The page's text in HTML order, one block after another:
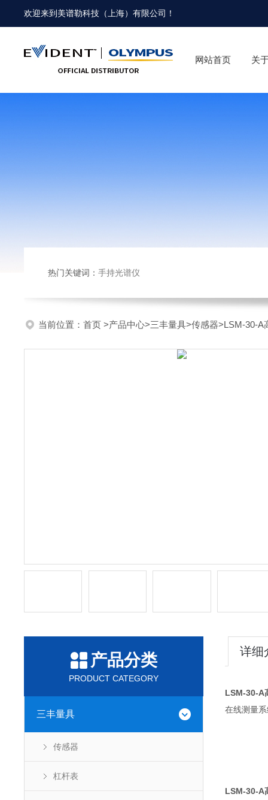
欢迎来到 美谱勒科技（上海）有限公司 ！
网站首页 关
热门关键词： 手持光谱仪
当前位置： 首页 >产品中心>三丰量具>传感器>LSM-30-A
产品分类
PRODUCT CATEGORY
三丰量具
传感器
杠杆表
详细
LSM-30-A
在线测量
LSM-30-A